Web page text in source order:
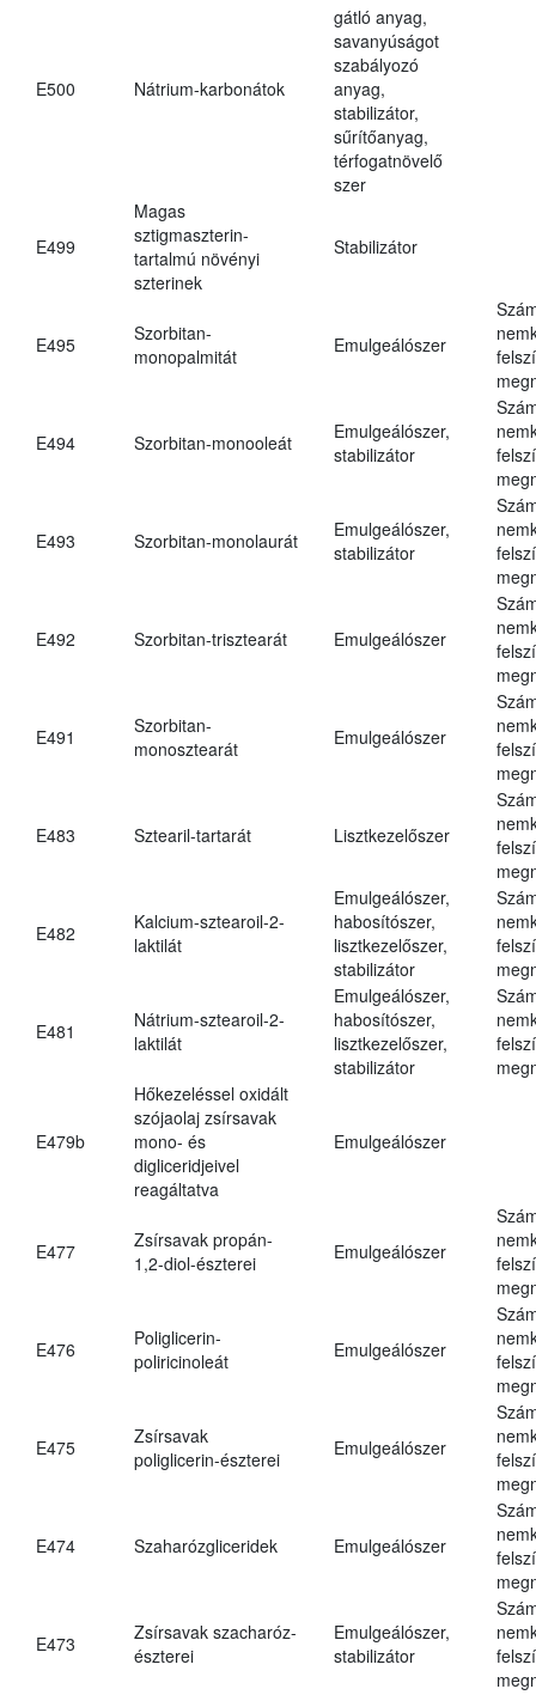
E500 Nátrium-karbonátok
gátló anyag,
savanyúságot
szabályozó
anyag,
stabilizátor,
sűrítőanyag,
térfogatnövelő
szer
E499
Magas
sztigmaszterin-
tartalmú növényi
szterinek
Stabilizátor
E495
Szorbitan-
monopalmitát
Emulgeálószer
E494 Szorbitan-monooleát
Emulgeálószer,
stabilizátor
E493 Szorbitan-monolaurát
Emulgeálószer,
stabilizátor
E492 Szorbitan-trisztearát Emulgeálószer
E491
Szorbitan-
monosztearát
Emulgeálószer
E483 Sztearil-tartarát Lisztkezelőszer
E482
Kalcium-sztearoil-2-
laktilát
Emulgeálószer,
habosítószer,
lisztkezelőszer,
stabilizátor
E481
Nátrium-sztearoil-2-
laktilát
Emulgeálószer,
habosítószer,
lisztkezelőszer,
stabilizátor
E479b
Hőkezeléssel oxidált
szójaolaj zsírsavak
mono- és
digliceridjeivel
reagáltatva
Emulgeálószer
E477
Zsírsavak propán-
1,2-diol-észterei
Emulgeálószer
E476
Poliglicerin-
poliricinoleát
Emulgeálószer
E475
Zsírsavak
poliglicerin-észterei
Emulgeálószer
E474 Szaharózgliceridek Emulgeálószer
E473
Zsírsavak szacharóz-
észterei
Emulgeálószer,
stabilizátor